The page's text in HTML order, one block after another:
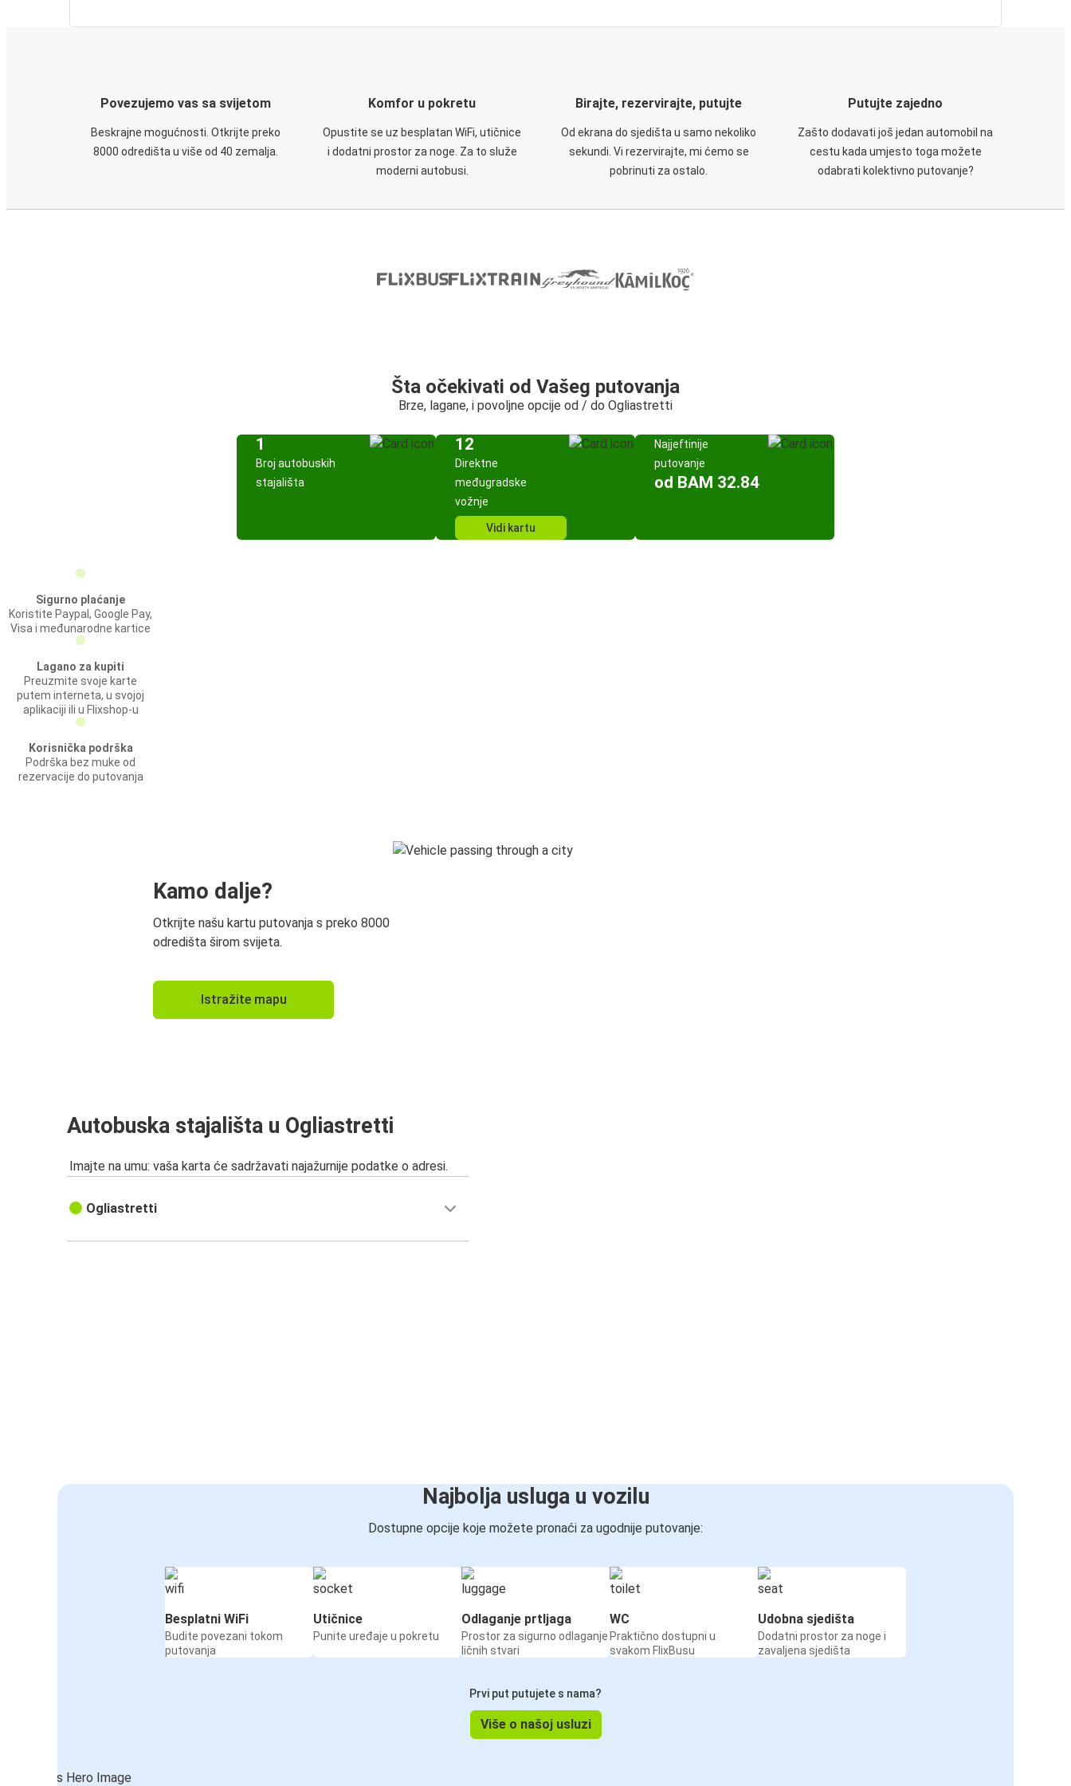
Povezujemo vas sa svijetom
Beskrajne mogućnosti. Otkrijte preko
8000 odredišta u više od 40 zemalja.
Komfor u pokretu
Opustite se uz besplatan WiFi, utičnice
i dodatni prostor za noge. Za to služe
moderni autobusi.
Birajte, rezervirajte, putujte
Od ekrana do sjedišta u samo nekoliko
sekundi. Vi rezervirajte, mi ćemo se
pobrinuti za ostalo.
Putujte zajedno
Zašto dodavati još jedan automobil na
cestu kada umjesto toga možete
odabrati kolektivno putovanje?
Šta očekivati od Vašeg putovanja
Brze, lagane, i povoljne opcije od / do Ogliastretti
1
Broj autobuskih
stajališta
12
Direktne
međugradske
vožnje
Vidi kartu
Najjeftinije
putovanje
od BAM 32.84
Sigurno plaćanje
Koristite Paypal, Google Pay,
Visa i međunarodne kartice
Lagano za kupiti
Preuzmite svoje karte
putem interneta, u svojoj
aplikaciji ili u Flixshop-u
Korisnička podrška
Podrška bez muke od
rezervacije do putovanja
Kamo dalje?
Otkrijte našu kartu putovanja s preko 8000
odredišta širom svijeta.
Istražite mapu
Autobuska stajališta u Ogliastretti
Imajte na umu: vaša karta će sadržavati najažurnije podatke o adresi.
Ogliastretti
Najbolja usluga u vozilu
Dostupne opcije koje možete pronaći za ugodnije putovanje:
Besplatni WiFi
Budite povezani tokom
putovanja
Utičnice
Punite uređaje u pokretu
Odlaganje prtljaga
Prostor za sigurno odlaganje
ličnih stvari
WC
Praktično dostupni u
svakom FlixBusu
Udobna sjedišta
Dodatni prostor za noge i
zavaljena sjedišta
Prvi put putujete s nama?
Više o našoj usluzi